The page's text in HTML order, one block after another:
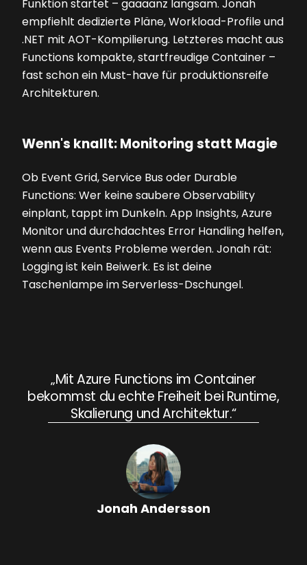
Funktion startet – gaaaanz langsam. Jonah
empfiehlt dedizierte Pläne, Workload-Profile und
.NET mit AOT-Kompilierung. Letzteres macht aus
Functions kompakte, startfreudige Container –
fast schon ein Must-have für produktionsreife
Architekturen.
Wenn's knallt: Monitoring statt Magie
Ob Event Grid, Service Bus oder Durable
Functions: Wer keine saubere Observability
einplant, tappt im Dunkeln. App Insights, Azure
Monitor und durchdachtes Error Handling helfen,
wenn aus Events Probleme werden. Jonah rät:
Logging ist kein Beiwerk. Es ist deine
Taschenlampe im Serverless-Dschungel.
„Mit Azure Functions im Container
bekommst du echte Freiheit bei Runtime,
Skalierung und Architektur.“
Jonah Andersson